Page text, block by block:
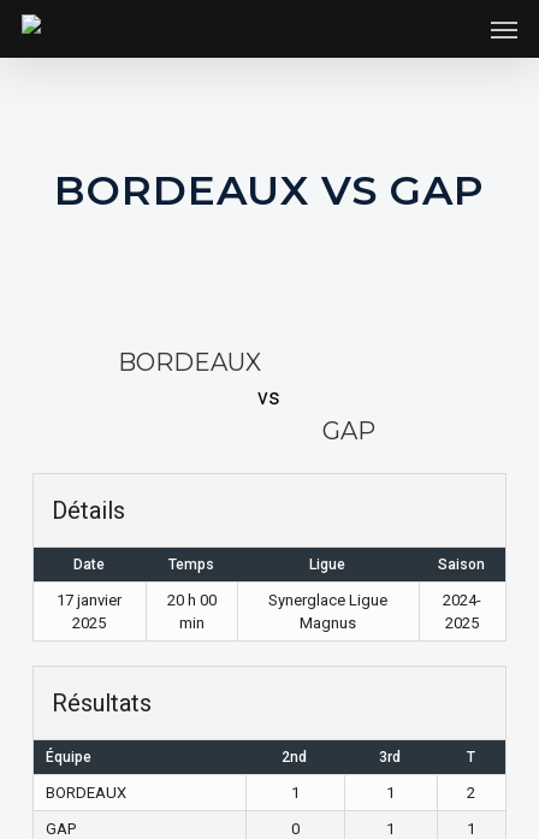
SKIP
BORDEAUX VS GAP
BORDEAUX
vs
GAP
Détails
Date Temps Ligue Saison
17 janvier
2025
20 h 00
min
Synerglace Ligue
Magnus
2024-
2025
Résultats
Équipe 2nd 3rd T
BORDEAUX 1 1
2
GAP
0 1 1